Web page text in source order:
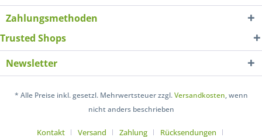
Zahlungsmethoden
Trusted Shops
Newsletter
* Alle Preise inkl. gesetzl. Mehrwertsteuer zzgl.Versandkosten, wenn
nicht anders beschrieben
Kontakt Versand Zahlung Rücksendungen